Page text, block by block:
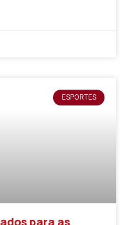
ESPORTES